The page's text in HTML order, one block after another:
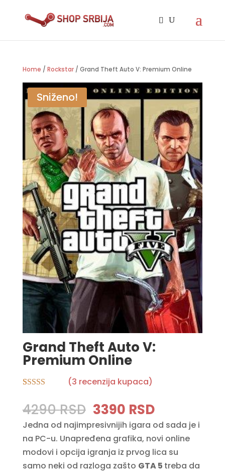
Home / Rockstar/ Grand Theft Auto V: Premium Online
Sniženo!
Grand Theft Auto V:
Premium Online
based on
ratings
(3 recenzija kupaca)
4290RSD Original
price
was:
4290 RSD.
3390 RSDCurrent
price
is:
3390 RSD.
Jedna od najimpresivnijih igara od sada je i
na PC-u. Unapređena grafika, novi online
modovi i opcija igranja iz prvog lica su
samo neki od razloga zašto GTA 5 treba da